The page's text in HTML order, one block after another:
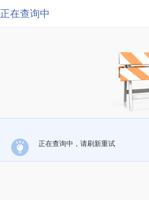
正在查询中
正在查询中，请刷新重试